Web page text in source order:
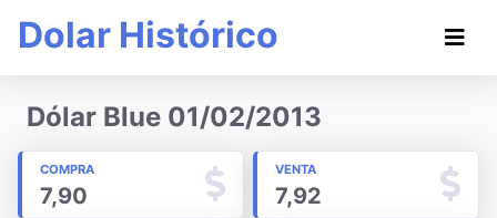
Dolar Histórico
Dólar Blue 01/02/2013
COMPRA
7,90
VENTA
7,92